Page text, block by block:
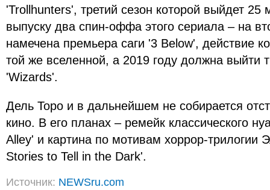
'Trollhunters', третий сезон которой выйдет 25
выпуску два спин-оффа этого сериала – на
намечена премьера саги '3 Below', действие
той же вселенной, а 2019 году должна выйти
'Wizards'.
Дель Торо и в дальнейшем не собирается
кино. В его планах – ремейк классического
Alley' и картина по мотивам хоррор-трилогии
Stories to Tell in the Dark'.
Источник: NEWSru.com